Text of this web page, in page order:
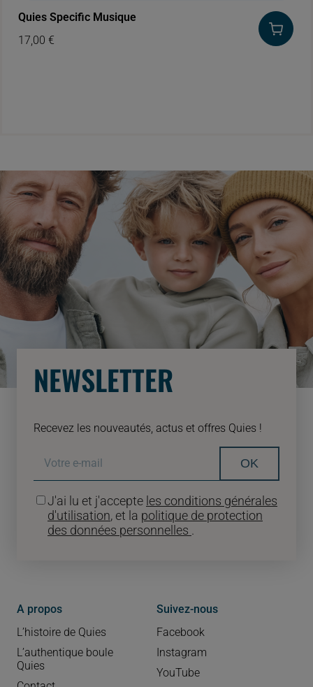
Quies Specific Musique
17,00€
A propos
L’histoire de Quies
L’authentique boule
Quies
Suivez-nous
Facebook
Instagram
YouTube
NEWSLETTER
Recevez les nouveautés, actus et offres Quies !
OK
J'ai lu et j'accepte les conditions générales
d'utilisation, et la politique de protection
des données personnelles .